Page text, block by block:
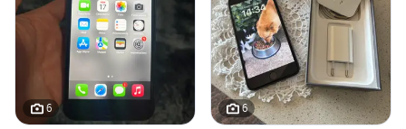
6 6